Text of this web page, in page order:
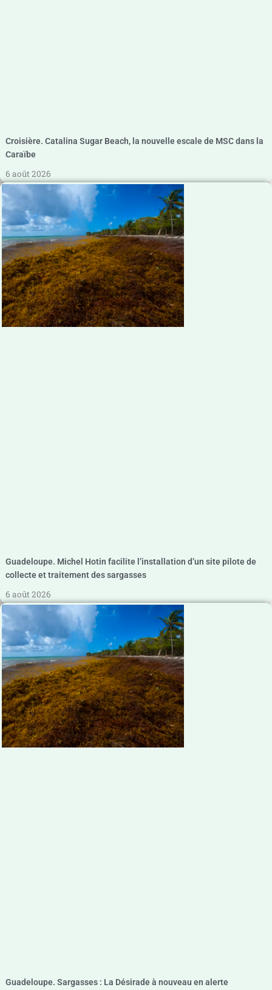
Croisière. Catalina Sugar Beach, la nouvelle escale de MSC dans la
Caraïbe
6 août 2026
Guadeloupe. Michel Hotin facilite l’installation d’un site pilote de
collecte et traitement des sargasses
6 août 2026
Guadeloupe. Sargasses : La Désirade à nouveau en alerte